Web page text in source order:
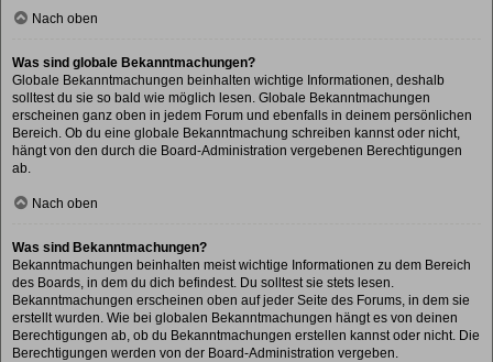
Nach oben
Was sind globale Bekanntmachungen?
Globale Bekanntmachungen beinhalten wichtige Informationen, deshalb
solltest du sie so bald wie möglich lesen. Globale Bekanntmachungen
erscheinen ganz oben in jedem Forum und ebenfalls in deinem persönlichen
Bereich. Ob du eine globale Bekanntmachung schreiben kannst oder nicht,
hängt von den durch die Board-Administration vergebenen Berechtigungen
ab.
Nach oben
Was sind Bekanntmachungen?
Bekanntmachungen beinhalten meist wichtige Informationen zu dem Bereich
des Boards, in dem du dich befindest. Du solltest sie stets lesen.
Bekanntmachungen erscheinen oben auf jeder Seite des Forums, in dem sie
erstellt wurden. Wie bei globalen Bekanntmachungen hängt es von deinen
Berechtigungen ab, ob du Bekanntmachungen erstellen kannst oder nicht. Die
Berechtigungen werden von der Board-Administration vergeben.